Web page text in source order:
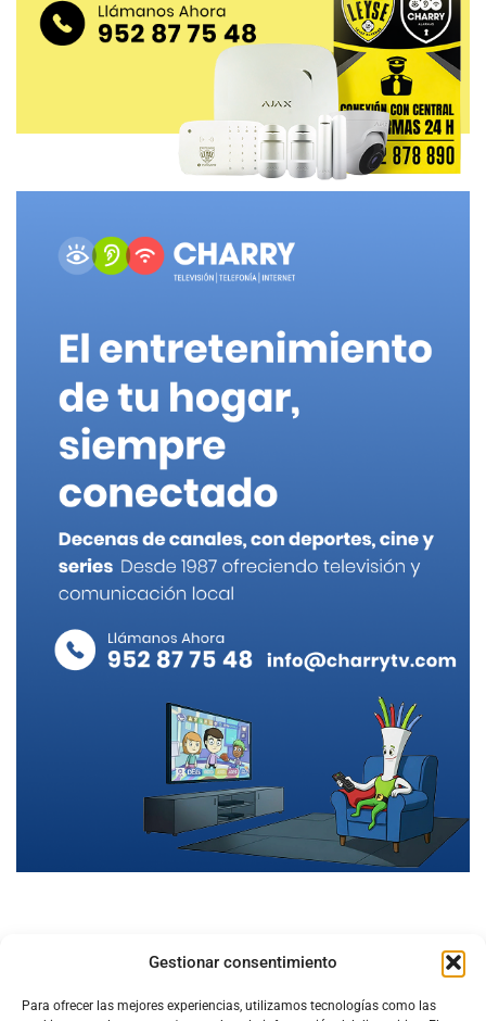
Gestionar consentimiento
Para ofrecer las mejores experiencias, utilizamos tecnologías como las